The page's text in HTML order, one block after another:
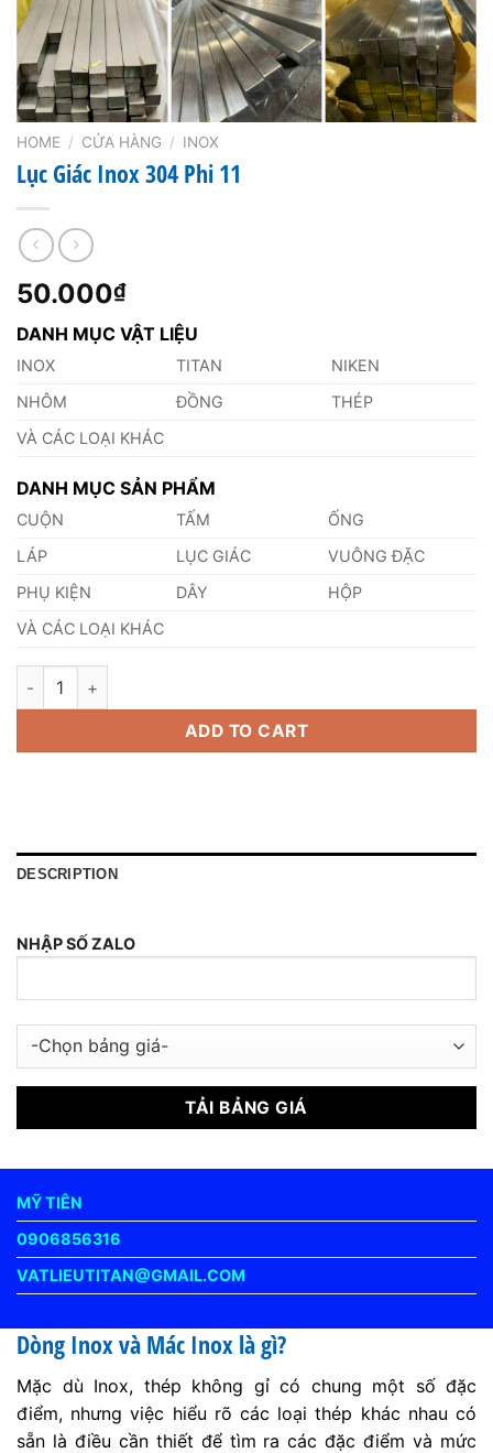
HOME / CỬA HÀNG / INOX
Lục Giác Inox 304 Phi 11
50.000₫
DANH MỤC VẬT LIỆU
INOX TITAN
NIKEN
NHÔM
ĐỒNG
THÉP
VÀ CÁC LOẠI KHÁC
DANH MỤC SẢN PHẨM
CUỘN TẤM
ỐNG
LÁP
LỤC GIÁC
VUÔNG ĐẶC
PHỤ KIỆN
DÂY
HỘP
VÀ CÁC LOẠI KHÁC
Lục Giác Inox 304 Phi 11 quantity
ADD TO CART
DESCRIPTION
NHẬP SỐ ZALO
MỸ TIÊN
0906856316
VATLIEUTITAN@GMAIL.COM
Dòng Inox và Mác Inox là gì?
Mặc dù Inox, thép không gỉ có chung một số đặc
điểm, nhưng việc hiểu rõ các loại thép khác nhau có
sẵn là điều cần thiết để tìm ra các đặc điểm và mức